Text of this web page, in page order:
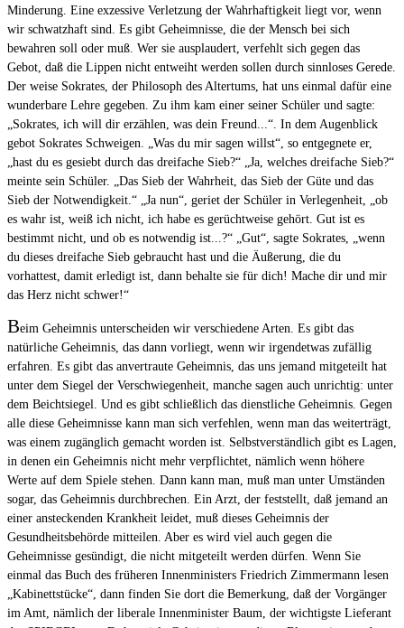
Minderung. Eine exzessive Verletzung der Wahrhaftigkeit liegt vor, wenn
wir schwatzhaft sind. Es gibt Geheimnisse, die der Mensch bei sich
bewahren soll oder muß. Wer sie ausplaudert, verfehlt sich gegen das
Gebot, daß die Lippen nicht entweiht werden sollen durch sinnloses Gerede.
Der weise Sokrates, der Philosoph des Altertums, hat uns einmal dafür eine
wunderbare Lehre gegeben. Zu ihm kam einer seiner Schüler und sagte:
„Sokrates, ich will dir erzählen, was dein Freund...“. In dem Augenblick
gebot Sokrates Schweigen. „Was du mir sagen willst“, so entgegnete er,
„hast du es gesiebt durch das dreifache Sieb?“ „Ja, welches dreifache Sieb?“
meinte sein Schüler. „Das Sieb der Wahrheit, das Sieb der Güte und das
Sieb der Notwendigkeit.“ „Ja nun“, geriet der Schüler in Verlegenheit, „ob
es wahr ist, weiß ich nicht, ich habe es gerüchtweise gehört. Gut ist es
bestimmt nicht, und ob es notwendig ist...?“ „Gut“, sagte Sokrates, „wenn
du dieses dreifache Sieb gebraucht hast und die Äußerung, die du
vorhattest, damit erledigt ist, dann behalte sie für dich! Mache dir und mir
das Herz nicht schwer!“
Beim Geheimnis unterscheiden wir verschiedene Arten. Es gibt das
natürliche Geheimnis, das dann vorliegt, wenn wir irgendetwas zufällig
erfahren. Es gibt das anvertraute Geheimnis, das uns jemand mitgeteilt hat
unter dem Siegel der Verschwiegenheit, manche sagen auch unrichtig: unter
dem Beichtsiegel. Und es gibt schließlich das dienstliche Geheimnis. Gegen
alle diese Geheimnisse kann man sich verfehlen, wenn man das weiterträgt,
was einem zugänglich gemacht worden ist. Selbstverständlich gibt es Lagen,
in denen ein Geheimnis nicht mehr verpflichtet, nämlich wenn höhere
Werte auf dem Spiele stehen. Dann kann man, muß man unter Umständen
sogar, das Geheimnis durchbrechen. Ein Arzt, der feststellt, daß jemand an
einer ansteckenden Krankheit leidet, muß dieses Geheimnis der
Gesundheitsbehörde mitteilen. Aber es wird viel auch gegen die
Geheimnisse gesündigt, die nicht mitgeteilt werden dürfen. Wenn Sie
einmal das Buch des früheren Innenministers Friedrich Zimmermann lesen
„Kabinettstücke“, dann finden Sie dort die Bemerkung, daß der Vorgänger
im Amt, nämlich der liberale Innenminister Baum, der wichtigste Lieferant